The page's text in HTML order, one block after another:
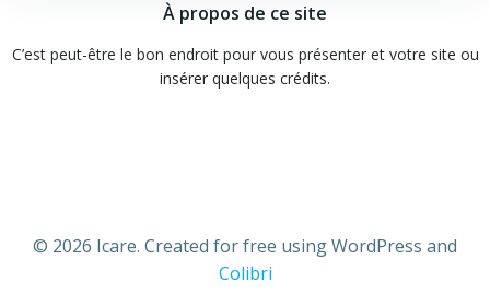
À propos de ce site
C’est peut-être le bon endroit pour vous présenter et votre site ou
insérer quelques crédits.
© 2026 Icare. Created for free using WordPress and
Colibri